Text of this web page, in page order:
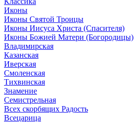
Иконы
Иконы Святой Троицы
Иконы Иисуса Христа (Спасителя)
Иконы Божией Матери (Богородицы)
Владимирская
Казанская
Иверская
Смоленская
Тихвинская
Знамение
Семистрельная
Всех скорбящих Радость
Всецарица